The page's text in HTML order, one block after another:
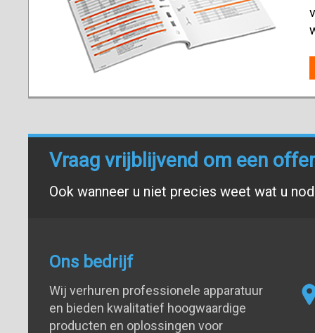
Vraag vrijblijvend om een
Ook wanneer u niet precies weet wat u
Ons bedrijf
Wij verhuren professionele apparatuur
en bieden kwalitatief hoogwaardige
producten en oplossingen voor